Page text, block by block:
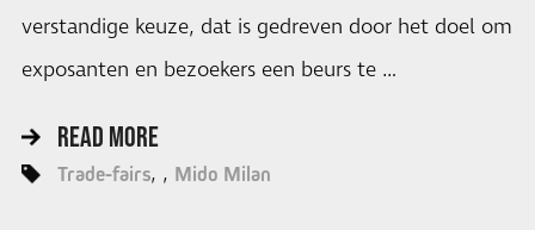
verstandige keuze, dat is gedreven door het doel om
exposanten en bezoekers een beurs te …
READ MORE
Trade-fairs Mido Milan